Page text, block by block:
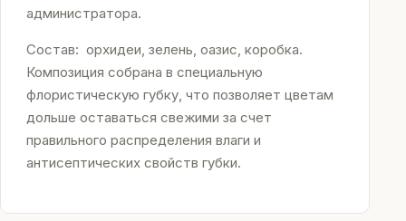
администратора.
Состав: орхидеи, зелень, оазис, коробка.
Композиция собрана в специальную
флористическую губку, что позволяет цветам
дольше оставаться свежими за счет
правильного распределения влаги и
антисептических свойств губки.